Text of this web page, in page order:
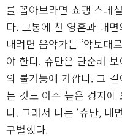
를 꼽아보라면 쇼팽 스페
다. 고통에 찬 영혼과 내
내려면 음악가는 ‘악보대
야 한다. 슈만은 단순해
의 불가능에 가깝다. 그
는 것도 아주 높은 경지에
다. 그래서 나는 ‘슈만, 내
구별했다.